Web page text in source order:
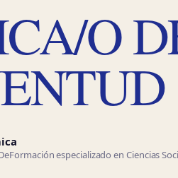
O
especializado en Ciencias